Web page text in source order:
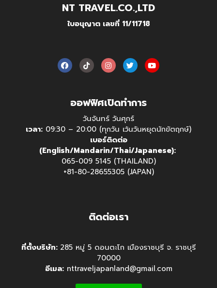
NT TRAVEL.CO.,LTD
ใบอนุญาต เลขที่ 11/11718
ออฟฟิศเปิดทำการ
วันจันทร์ วันศุกร์
เวลา: 09:30 – 20:00 (ทุกวัน เว้นวันหยุดนักขัตฤกษ์)
เบอร์ติดต่อ
(English/Mandarin/Thai/Japanese):
065-009 5145 (THAILAND)
+81-80-28655305 (JAPAN)
ติดต่อเรา
ที่ตั้งบริษัท: 285 หมู่ 5 ดอนตะโก เมืองราชบุรี จ. ราชบุรี
70000
อีเมล:nttraveljapanland@gmail.com